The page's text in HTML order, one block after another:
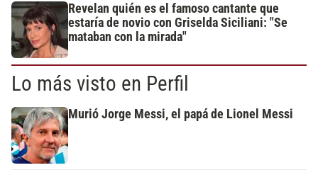
Revelan quién es el famoso cantante que
estaría de novio con Griselda Siciliani: "Se
mataban con la mirada"
Lo más visto en Perfil
Murió Jorge Messi, el papá de Lionel Messi